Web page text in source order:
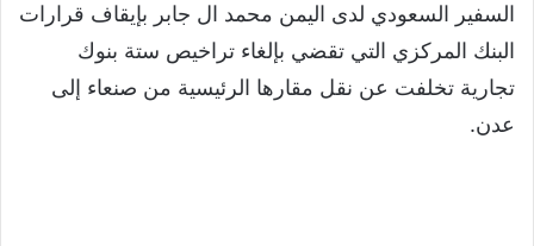
السفير السعودي لدى اليمن محمد ال جابر بإيقاف قرارات
البنك المركزي التي تقضي بإلغاء تراخيص ستة بنوك
تجارية تخلفت عن نقل مقارها الرئيسية من صنعاء إلى
عدن.